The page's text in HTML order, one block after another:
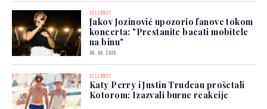
CELEBRITY
Jakov Jozinović upozorio fanove tokom
koncerta: "Prestanite bacati mobitele
na binu"
06. 08. 2026.
CELEBRITY
Katy Perry i Justin Trudeau prošetali
Kotorom: Izazvali burne reakcije